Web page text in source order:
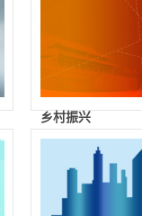
乡村振兴